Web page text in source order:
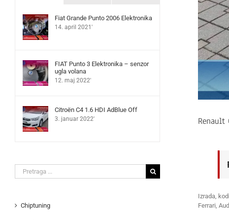
Izrada,
Ferrari,
Fiat Grande Punto 2006 Elektronika
14. april 2021'
FIAT Punto 3 Elektronika – senzor
ugla volana
12. maj 2022'
Citroën C4 1.6 HDI AdBlue Off
3. januar 2022'
Search
for:
Chiptuning